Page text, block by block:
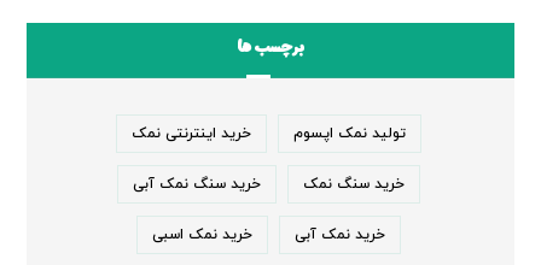
برچسب ها
تولید نمک اپسوم خرید اینترنتی نمک
خرید سنگ نمک خرید سنگ نمک آبی
خرید نمک آبی خرید نمک اسبی